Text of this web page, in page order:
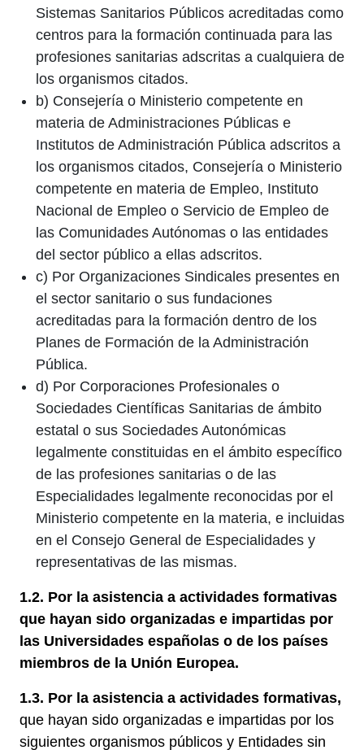
Sistemas Sanitarios Públicos acreditadas como
centros para la formación continuada para las
profesiones sanitarias adscritas a cualquiera de
los organismos citados.
b) Consejería o Ministerio competente en
materia de Administraciones Públicas e
Institutos de Administración Pública adscritos a
los organismos citados, Consejería o Ministerio
competente en materia de Empleo, Instituto
Nacional de Empleo o Servicio de Empleo de
las Comunidades Autónomas o las entidades
del sector público a ellas adscritos.
c) Por Organizaciones Sindicales presentes en
el sector sanitario o sus fundaciones
acreditadas para la formación dentro de los
Planes de Formación de la Administración
Pública.
d) Por Corporaciones Profesionales o
Sociedades Científicas Sanitarias de ámbito
estatal o sus Sociedades Autonómicas
legalmente constituidas en el ámbito específico
de las profesiones sanitarias o de las
Especialidades legalmente reconocidas por el
Ministerio competente en la materia, e incluidas
en el Consejo General de Especialidades y
representativas de las mismas.
1.2. Por la asistencia a actividades formativas
que hayan sido organizadas e impartidas por
las Universidades españolas o de los países
miembros de la Unión Europea.
1.3. Por la asistencia a actividades formativas,
que hayan sido organizadas e impartidas por los
siguientes organismos públicos y Entidades sin